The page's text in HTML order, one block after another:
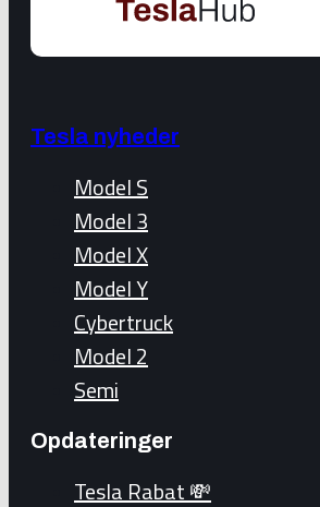
Tesla nyheder
Model S
Model 3
Model X
Model Y
Cybertruck
Model 2
Semi
Opdateringer
Tesla Rabat 💸